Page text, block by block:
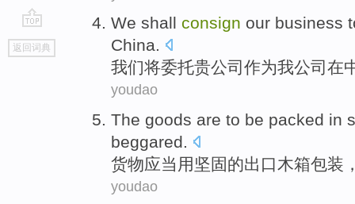
go
top
返回词典
We shall consign our business
China.
我们将委托贵公司 作为我公司 在
youdao
The goods are to be packed in
beggared.
货物应当 用 坚固的出口木箱包装
youdao